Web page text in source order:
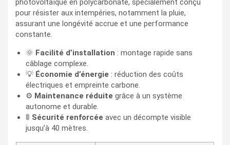
photovoltaïque en polycarbonate, spécialement conçu
pour résister aux intempéries, notamment la pluie,
assurant une longévité accrue et une performance
constante.
🌞 Facilité d’installation : montage rapide sans
câblage complexe.
💡 Économie d’énergie : réduction des coûts
électriques et empreinte carbone.
⚙️ Maintenance réduite grâce à un système
autonome et durable.
🚦 Sécurité renforcée avec un décompte visible
jusqu’à 40 mètres.